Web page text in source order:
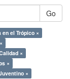
Go
el Trópico ×
×
×
×